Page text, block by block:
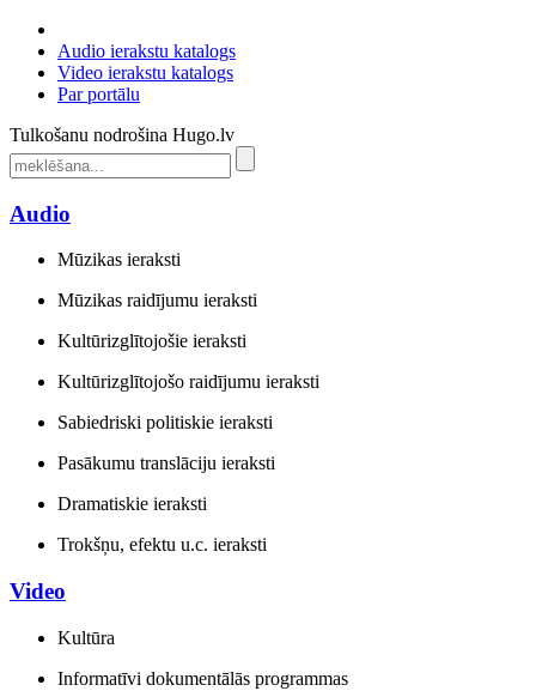
Audio ierakstu katalogs
Video ierakstu katalogs
Par portālu
Tulkošanu nodrošina Hugo.lv
Audio
Mūzikas ieraksti
Mūzikas raidījumu ieraksti
Kultūrizglītojošie ieraksti
Kultūrizglītojošo raidījumu ieraksti
Sabiedriski politiskie ieraksti
Pasākumu translāciju ieraksti
Dramatiskie ieraksti
Trokšņu, efektu u.c. ieraksti
Video
Kultūra
Informatīvi dokumentālās programmas